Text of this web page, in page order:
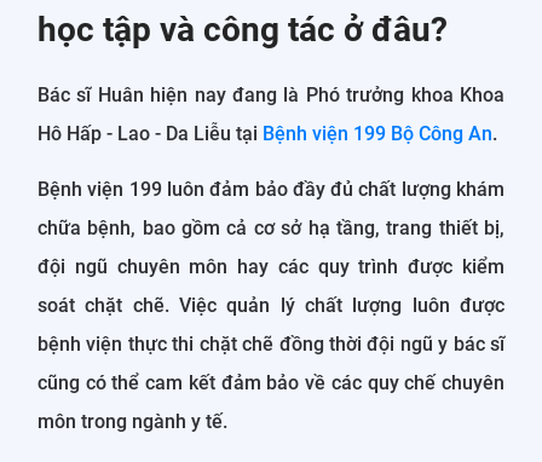
học tập và công tác ở đâu?
Bác sĩ Huân hiện nay đang là Phó trưởng khoa Khoa
Hô Hấp - Lao - Da Liễu tại Bệnh viện 199 Bộ Công An.
Bệnh viện 199 luôn đảm bảo đầy đủ chất lượng khám
chữa bệnh, bao gồm cả cơ sở hạ tầng, trang thiết bị,
đội ngũ chuyên môn hay các quy trình được kiểm
soát chặt chẽ. Việc quản lý chất lượng luôn được
bệnh viện thực thi chặt chẽ đồng thời đội ngũ y bác sĩ
cũng có thể cam kết đảm bảo về các quy chế chuyên
môn trong ngành y tế.